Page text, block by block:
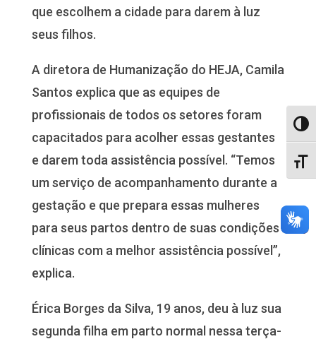
que escolhem a cidade para darem à luz
seus filhos.
A diretora de Humanização do HEJA, Camila
Santos explica que as equipes de
profissionais de todos os setores foram
capacitados para acolher essas gestantes
e darem toda assistência possível. “Temos
um serviço de acompanhamento durante a
gestação e que prepara essas mulheres
para seus partos dentro de suas condições
clínicas com a melhor assistência possível”,
explica.
Érica Borges da Silva, 19 anos, deu à luz sua
segunda filha em parto normal nessa terça-